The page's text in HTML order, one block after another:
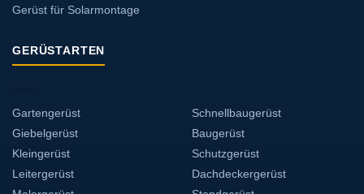
Gerüst für Solarmontage
GERÜSTARTEN
Gartengerüst
Giebelgerüst
Kleingerüst
Leitergerüst
Schnellbaugerüst
Baugerüst
Schutzgerüst
Dachdeckergerüst